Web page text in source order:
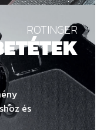
ROTINGER
és